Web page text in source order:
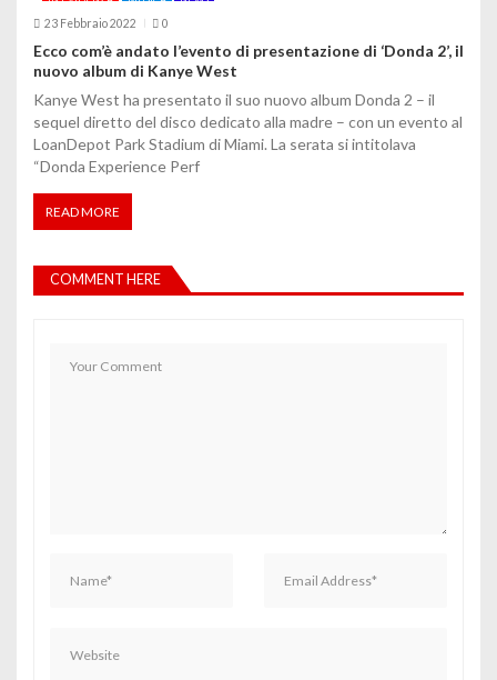
23 Febbraio 2022 0
Ecco com’è andato l’evento di presentazione di ‘Donda 2’, il
nuovo album di Kanye West
Kanye West ha presentato il suo nuovo album Donda 2 – il
sequel diretto del disco dedicato alla madre – con un evento al
LoanDepot Park Stadium di Miami. La serata si intitolava
“Donda Experience Perf
READ MORE
COMMENT HERE